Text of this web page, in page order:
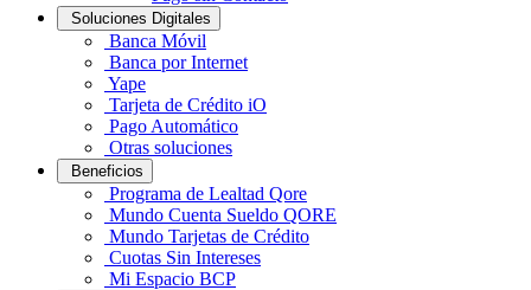
Soluciones Digitales
Banca Móvil
Banca por Internet
Yape
Tarjeta de Crédito iO
Pago Automático
Otras soluciones
Beneficios
Programa de Lealtad Qore
Mundo Cuenta Sueldo QORE
Mundo Tarjetas de Crédito
Cuotas Sin Intereses
Mi Espacio BCP